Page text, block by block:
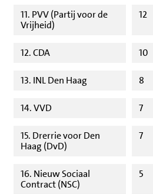
11. PVV (Partij voor de
Vrijheid)
12
12. CDA 10
13. INL Den Haag 8
14. VVD 7
15. Drerrie voor Den
Haag (DvD)
7
16. Nieuw Sociaal
Contract (NSC)
5